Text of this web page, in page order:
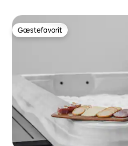
Gæstefavorit
Gæstefavorit